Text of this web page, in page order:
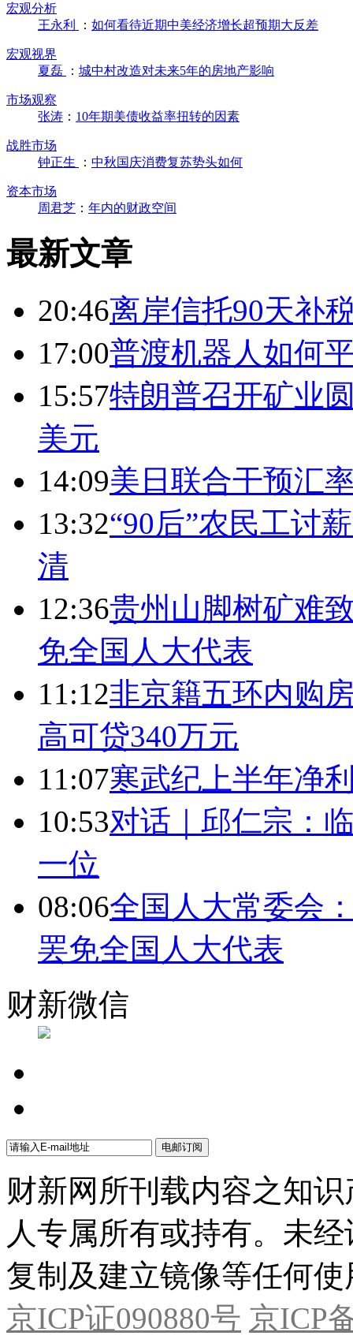
宏观分析
王永利
： 如何看待近期中美经济增长超预期大反差
宏观视界
夏磊
： 城中村改造对未来5年的房地产影响
市场观察
张涛 ： 10年期美债收益率扭转的因素
战胜市场
钟正生
： 中秋国庆消费复苏势头如何
资本市场
周君芝 ： 年内的财政空间
最新文章
20:46离岸信托90天补
17:00普渡机器人如何
15:57特朗普召开矿业
美元
14:09美日联合干预汇
13:32“90后”农民工讨
清
12:36贵州山脚树矿难
免全国人大代表
11:12非京籍五环内购
高可贷340万元
11:07寒武纪上半年净
10:53对话｜邱仁宗：
一位
08:06全国人大常委会
罢免全国人大代表
财新微信
财新网所刊载内容之知
人专属所有或持有。未
复制及建立镜像等任何使
京ICP证090880号 京ICP